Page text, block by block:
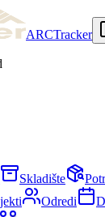
ARCTracker
Skladište
Odredi